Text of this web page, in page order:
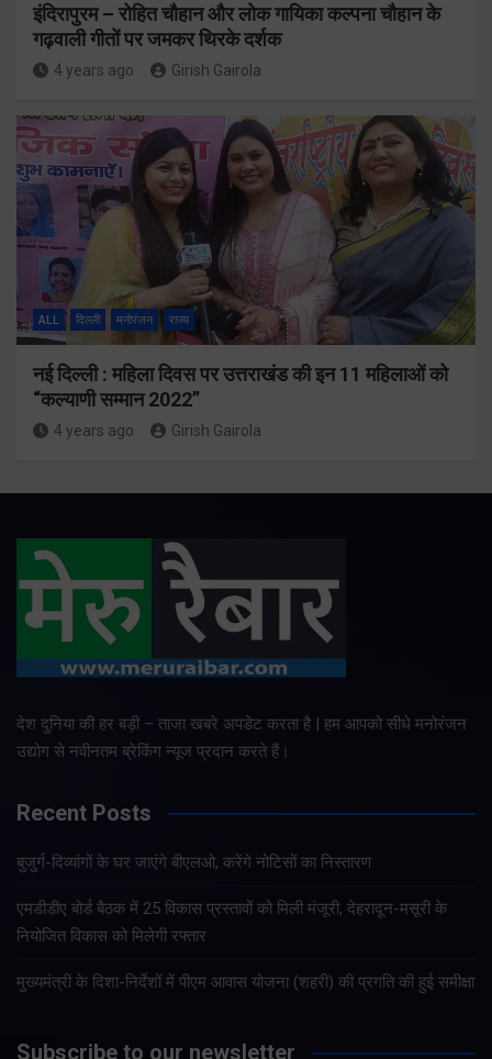
इंदिरापुरम – रोहित चौहान और लोक गायिका कल्पना चौहान के
गढ़वाली गीतों पर जमकर थिरके दर्शक
4 years ago Girish Gairola
ALL दिल्ली मनोरंजन राज्य
नई दिल्ली : महिला दिवस पर उत्तराखंड की इन 11 महिलाओं को
“कल्याणी सम्मान 2022”
4 years ago Girish Gairola
देश दुनिया की हर बड़ी – ताजा खबरे अपडेट करता है | हम आपको सीधे मनोरंजन
उद्योग से नवीनतम ब्रेकिंग न्यूज प्रदान करते हैं।
Recent Posts
बुजुर्ग-दिव्यांगों के घर जाएंगे बीएलओ, करेंगे नोटिसों का निस्तारण
एमडीडीए बोर्ड बैठक में 25 विकास प्रस्तावों को मिली मंजूरी, देहरादून-मसूरी के
नियोजित विकास को मिलेगी रफ्तार
मुख्यमंत्री के दिशा-निर्देशों में पीएम आवास योजना (शहरी) की प्रगति की हुई समीक्षा
Subscribe to our newsletter